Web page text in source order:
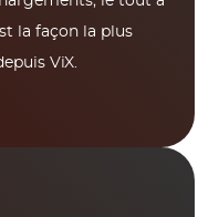
la façon la plus
ViX.